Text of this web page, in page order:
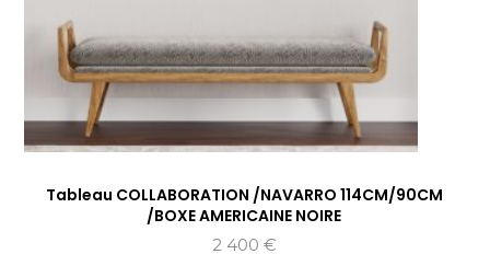
Tableau COLLABORATION /NAVARRO 114CM/90CM
/BOXE AMERICAINE NOIRE
2 400 €